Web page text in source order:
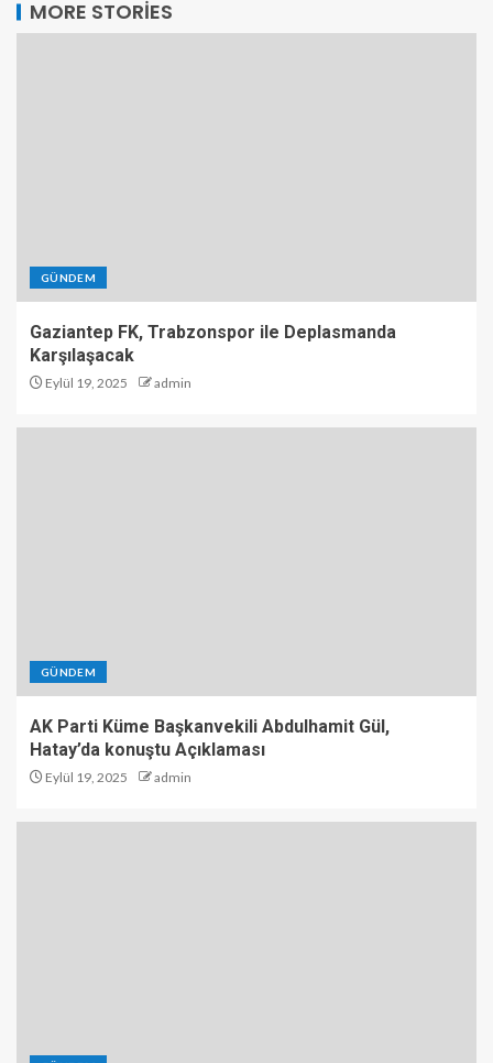
MORE STORIES
GÜNDEM
Gaziantep FK, Trabzonspor ile Deplasmanda
Karşılaşacak
Eylül 19, 2025 admin
GÜNDEM
AK Parti Küme Başkanvekili Abdulhamit Gül,
Hatay’da konuştu Açıklaması
Eylül 19, 2025 admin